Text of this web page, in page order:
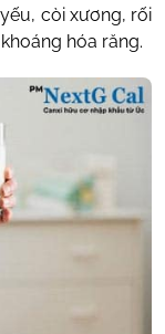
còi xương, rối
hóa răng.